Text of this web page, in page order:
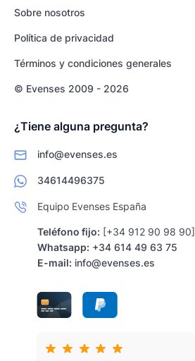
Sobre nosotros
Política de privacidad
Términos y condiciones generales
© Evenses 2009 - 2026
¿Tiene alguna pregunta?
info@evenses.es
34614496375
Equipo Evenses España
Teléfono fijo: [+34 912 90 98 90]
Whatsapp: +34 614 49 63 75
E-mail: info@evenses.es